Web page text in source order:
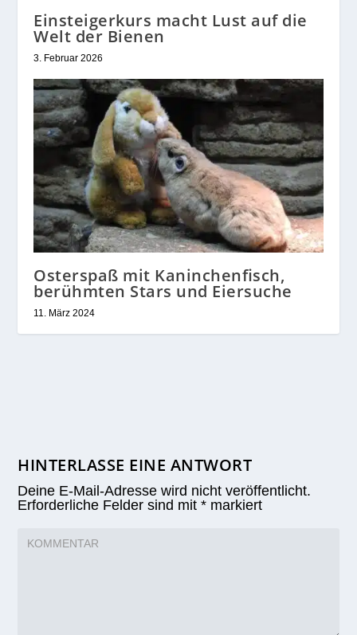
Einsteigerkurs macht Lust auf die
Welt der Bienen
3. Februar 2026
Osterspaß mit Kaninchenfisch,
berühmten Stars und Eiersuche
11. März 2024
HINTERLASSE EINE ANTWORT
Deine E-Mail-Adresse wird nicht veröffentlicht.
Erforderliche Felder sind mit* markiert